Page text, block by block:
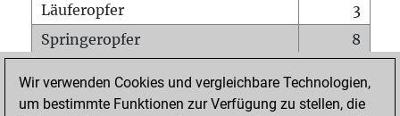
Läuferopfer
3
Springeropfer
8
Matt auf vollem Brett
0
Wir verwenden Cookies und vergleichbare Technologien,
um bestimmte Funktionen zur Verfügung zu stellen, die